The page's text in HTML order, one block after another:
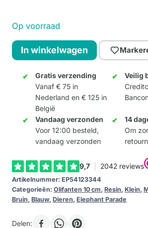
Op voorraad
Blossom
and
Birds
aantal
In winkelwagen
Gratis verzending
Vanaf € 75 in
Nederland en € 125 in
België
Veilig
Vandaag verzonden
Voor 12:00 besteld,
vandaag verzonden
14
Om
Artikelnummer: EP54123344
Categorieën: Olifanten 10 cm, Resin, Klein,
Bruin, Blauw, Dieren, Elephant Parade
Delen: